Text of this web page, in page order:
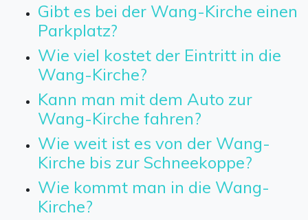
Gibt es bei der Wang-Kirche einen
Parkplatz?
Wie viel kostet der Eintritt in die
Wang-Kirche?
Kann man mit dem Auto zur
Wang-Kirche fahren?
Wie weit ist es von der Wang-
Kirche bis zur Schneekoppe?
Wie kommt man in die Wang-
Kirche?